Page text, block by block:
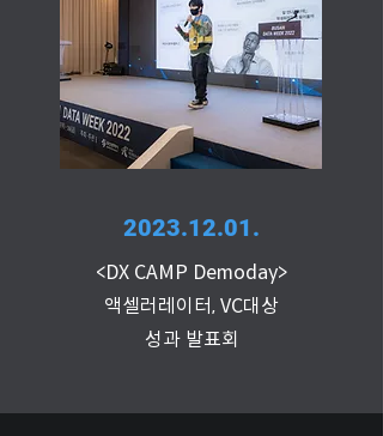
2023.12.01.
<DX CAMP Demoday>
액셀러레이터, VC대상
성과 발표회